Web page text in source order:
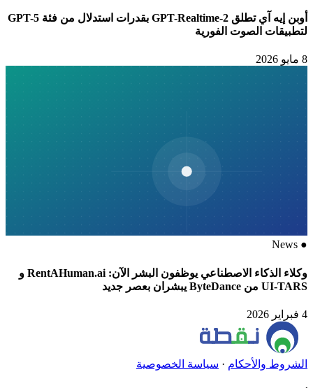
أوبن إيه آي تطلق GPT-Realtime-2 بقدرات استدلال من فئة GPT-5
لتطبيقات الصوت الفورية
●
News
وكلاء الذكاء الاصطناعي يوظفون البشر الآن: RentAHuman.ai و
UI-TARS من ByteDance يبشران بعصر جديد
الشروط والأحكام· سياسة الخصوصية